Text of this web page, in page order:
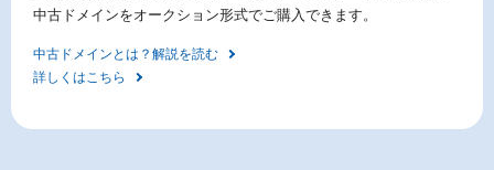
中古ドメインをオークション形式でご購入できます。
中古ドメインとは？解説を読む
詳しくはこちら